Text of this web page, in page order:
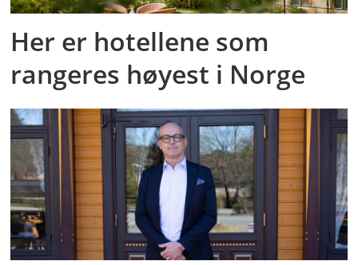
Her er hotellene som
rangeres høyest i Norge